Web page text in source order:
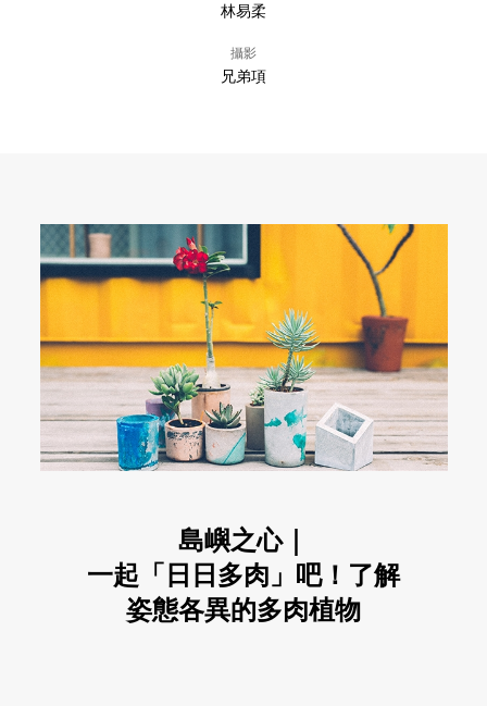
林易柔
攝影
兄弟項
島嶼之心｜
一起「日日多肉」吧！了解
姿態各異的多肉植物